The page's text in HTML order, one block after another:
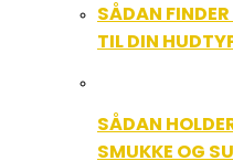
SÅDAN
TIL DIN
SÅDAN
SMUKKE OG